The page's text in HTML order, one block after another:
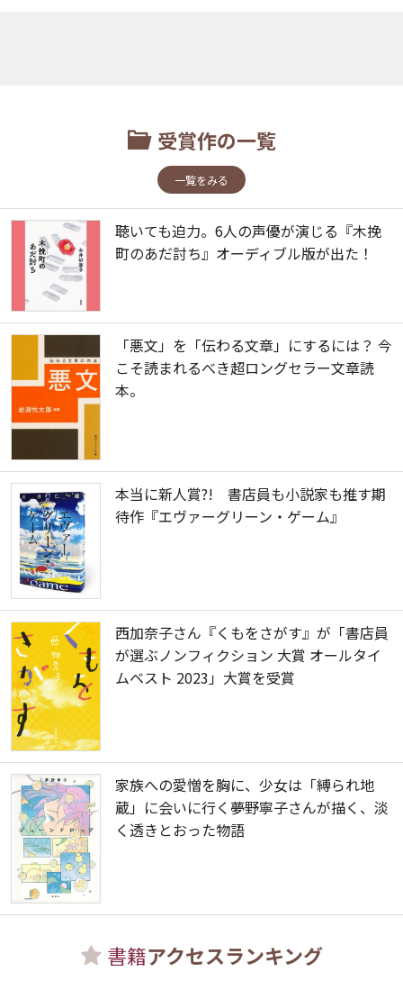
受賞作の一覧
一覧をみる
聴いても迫力。6人の声優が演じる『木挽
町のあだ討ち』オーディブル版が出た！
「悪文」を「伝わる文章」にするには？ 今
こそ読まれるべき超ロングセラー文章読
本。
本当に新人賞?! 書店員も小説家も推す期
待作『エヴァーグリーン・ゲーム』
西加奈子さん『くもをさがす』が「書店員
が選ぶノンフィクション ⼤賞 オールタイ
ムベスト 2023」大賞を受賞
家族への愛憎を胸に、少女は「縛られ地
蔵」に会いに行く――夢野寧子さんが描く、淡
く透きとおった物語
書籍アクセスランキング